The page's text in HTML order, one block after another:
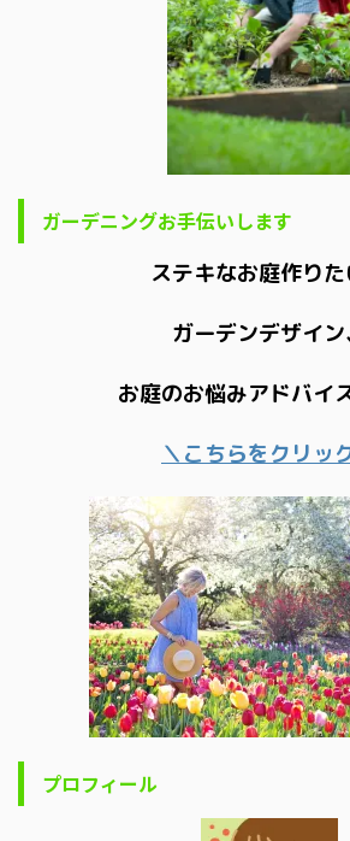
ガーデニングお手伝いします
ステキなお庭作りた
ガーデンデザイン
お庭のお悩みアドバイ
＼こちらをクリッ
プロフィール